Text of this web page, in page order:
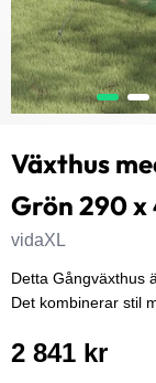
Växthus
Grön 290 x
vidaXL
Detta Gångväxthus
Det kombinerar stil
2 841 kr